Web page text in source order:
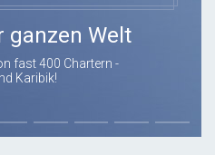
ganzen Welt
fast 400 Chartern -
Karibik!